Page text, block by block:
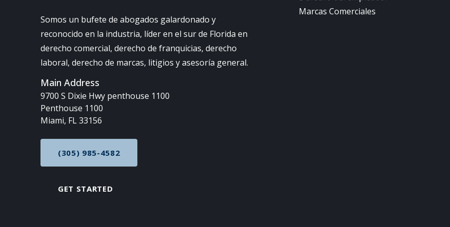
Somos un bufete de abogados galardonado y
reconocido en la industria, líder en el sur de Florida en
derecho comercial, derecho de franquicias, derecho
laboral, derecho de marcas, litigios y asesoría general.
Main Address
9700 S Dixie Hwy penthouse 1100
Penthouse 1100
Miami, FL 33156
CALL NOW AT
(305) 985-4582
GET STARTED
Marcas Comerciales